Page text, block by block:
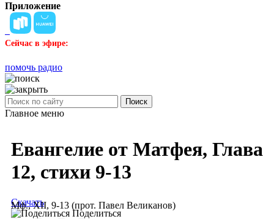
Приложение
Сейчас в эфире:
помочь радио
Поиск
Главное меню
Евангелие от Матфея, Глава
12, стихи 9-13
Мф., XII, 9-13 (прот. Павел Великанов)
Скачать
Поделиться